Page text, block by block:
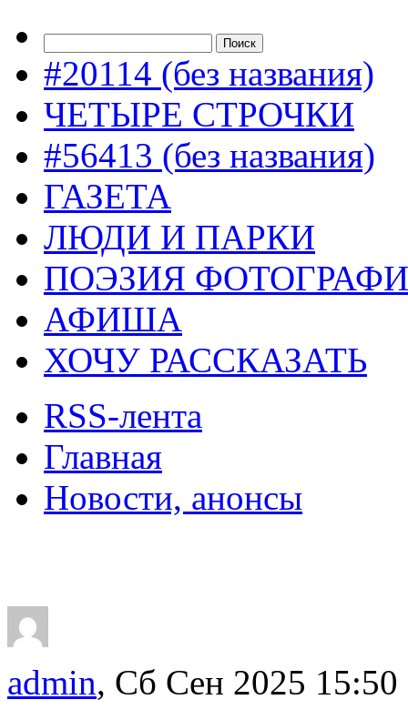
#20114 (без названия)
ЧЕТЫРЕ СТРОЧКИ
#56413 (без названия)
ГАЗЕТА
ЛЮДИ И ПАРКИ
ПОЭЗИЯ
АФИША
ХОЧУ РАССКАЗАТЬ
RSS-лента
Главная
Новости, анонсы
admin, Сб Сен 2025 15:50